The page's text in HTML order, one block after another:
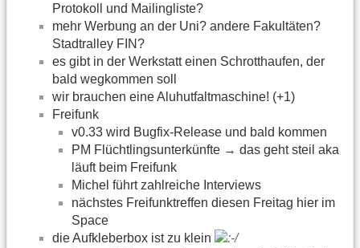
Protokoll und Mailingliste?
mehr Werbung an der Uni? andere Fakultäten?
Stadtralley FIN?
es gibt in der Werkstatt einen Schrotthaufen, der
bald wegkommen soll
wir brauchen eine Aluhutfaltmaschine! (+1)
Freifunk
v0.33 wird Bugfix-Release und bald kommen
PM Flüchtlingsunterkünfte → das geht steil aka
läuft beim Freifunk
Michel führt zahlreiche Interviews
nächstes Freifunktreffen diesen Freitag hier im
Space
die Aufkleberbox ist zu klein